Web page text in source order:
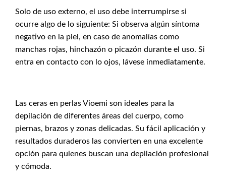
Solo de uso externo, el uso debe interrumpirse si
ocurre algo de lo siguiente: Si observa algún síntoma
negativo en la piel, en caso de anomalías como
manchas rojas, hinchazón o picazón durante el uso. Si
entra en contacto con lo ojos, lávese inmediatamente.
Las ceras en perlas Vioemi son ideales para la
depilación de diferentes áreas del cuerpo, como
piernas, brazos y zonas delicadas. Su fácil aplicación y
resultados duraderos las convierten en una excelente
opción para quienes buscan una depilación profesional
y cómoda.